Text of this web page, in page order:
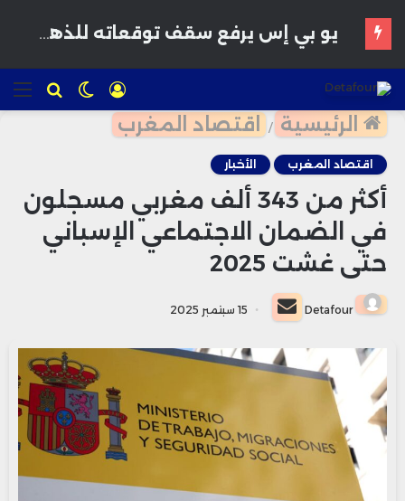
للبحث الوضع
المظلم
تسجيل
الدخول
الرئيسية / اقتصاد المغرب
اقتصاد المغرب الأخبار
أكثر من 343 ألف مغربي مسجلون
في الضمان الاجتماعي الإسباني
حتى غشت 2025
Detafour
أرسل
بريدا
إلكترونيا
15 سبتمبر 2025